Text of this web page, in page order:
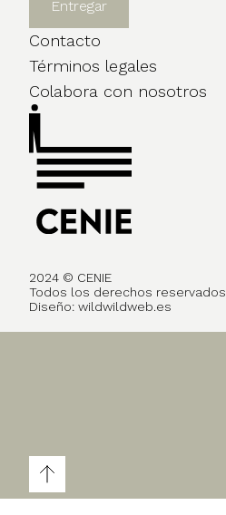
Contacto
Términos legales
Colabora con nosotros
2024 © CENIE
Todos los derechos reservados
Diseño: wildwildweb.es